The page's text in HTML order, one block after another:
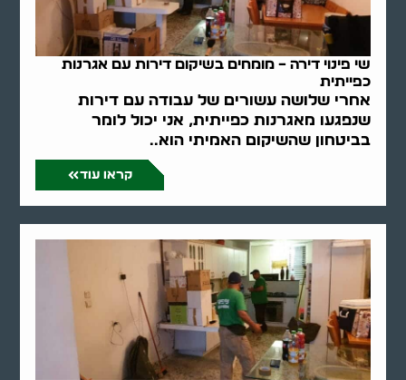
שי פינוי דירה – מומחים בשיקום דירות עם אגרנות
כפייתית
אחרי שלושה עשורים של עבודה עם דירות
שנפגעו מאגרנות כפייתית, אני יכול לומר
בביטחון שהשיקום האמיתי הוא..
קראו עוד